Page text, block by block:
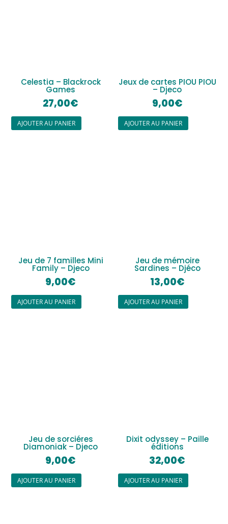
Celestia – Blackrock
Games
27,00€
AJOUTER AU PANIER
Jeux de cartes PIOU PIOU
– Djeco
9,00€
AJOUTER AU PANIER
Jeu de 7 familles Mini
Family – Djeco
9,00€
AJOUTER AU PANIER
Jeu de mémoire
Sardines – Djéco
13,00€
AJOUTER AU PANIER
Jeu de sorciéres
Diamoniak – Djeco
9,00€
AJOUTER AU PANIER
Dixit odyssey – Paille
éditions
32,00€
AJOUTER AU PANIER